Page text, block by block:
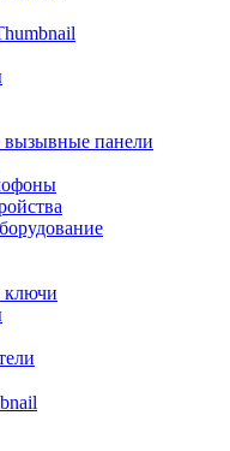
панели
ключи